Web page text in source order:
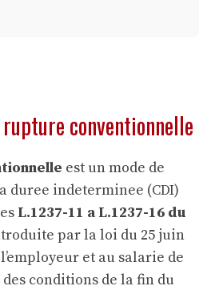
rupture conventionnelle
est un mode de
duree indeterminee (CDI)
L.1237-11 a L.1237-16 du
par la loi du 25 juin
et au salarie de
conditions de la fin du